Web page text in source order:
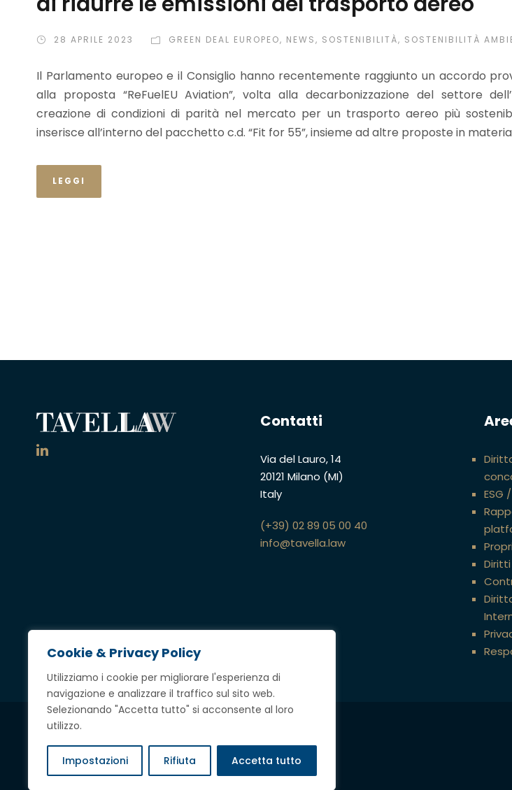
Cookie & Privacy Policy
Utilizziamo i cookie per migliorare l'esperienza di
navigazione e analizzare il traffico sul sito web.
Selezionando "Accetta tutto" si acconsente al loro
utilizzo.
Impostazioni Rifiuta Accetta tutto
28 APRILE 2023 GREEN DEAL EUROPEO, NEWS, SOSTENIBILITÀ, SOSTENIBILITÀ
Il Parlamento europeo e il Consiglio hanno recentemente raggiunto un accordo
alla proposta “ReFuelEU Aviation”, volta alla decarbonizzazione del settore
creazione di condizioni di parità nel mercato per un trasporto aereo più
inserisce all’interno del pacchetto c.d. “Fit for 55”, insieme ad altre proposte in materia
LEGGI
Contatti
Via del Lauro, 14
20121 Milano (MI)
Italy
(+39) 02 89 05 00 40
info@tavella.law
ESG
Copyright @ 2023 Tavella Avvocati Associati,tutti i diritti riservati